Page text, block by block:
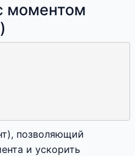
моментом
позволяющий
и ускорить